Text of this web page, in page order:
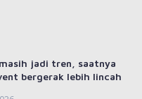
jadi tren, saatnya
bergerak lebih lincah